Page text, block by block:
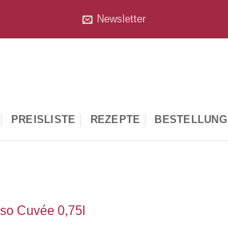
Newsletter
PREISLISTE REZEPTE BESTELLUNG